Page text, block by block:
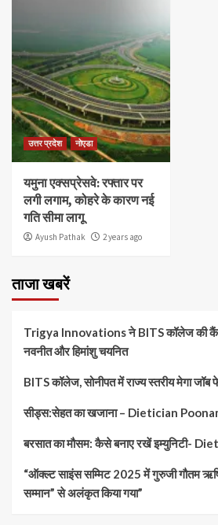
उत्तर प्रदेश नोएडा
यमुना एक्सप्रेसवे: रफ्तार पर
लगी लगाम, कोहरे के कारण नई
गति सीमा लागू
Ayush Pathak 2 years ago
ताजा खबरें
Trigya Innovations ने BITS कॉलेज की
नवनीत और हिमांशु चयनित
BITS कॉलेज, सोनीपत में राज्य स्तरीय मेगा
सीड्स:सेहत का खजाना – Dietician
बरसात का मौसम: कैसे बनाए रखें इम्युनिटी-
“ऑक्ल्ट साइंस सम्मिट 2025 में गुरुजी गौतम ऋषि
सम्मान” से अलंकृत किया गया”